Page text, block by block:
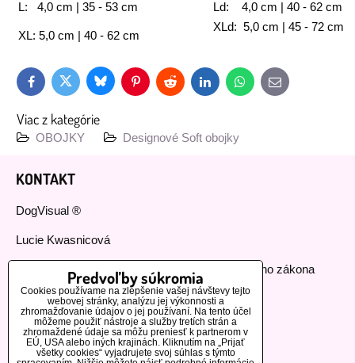
L: 4,0 cm | 35 - 53 cm
Ld: 4,0 cm | 40 - 62 cm
XL: 5,0 cm | 40 - 62 cm
XLd: 5,0 cm | 45 - 72 cm
FacebookTwitter BlueskyPinterestReddit LinkedInWhatsApp
E-
mail
Viac z kategórie
OBOJKY Designové Soft obojky
KONTAKT
DogVisual ®
Lucie Kwasnicová
Fyzická osoba podnikajúca podľa živnostenského zákona
IČ: 73112593
GSM:+420 776 440 464
Predvoľby súkromia
Cookies používame na zlepšenie vašej návštevy tejto
webovej stránky, analýzu jej výkonnosti a
zhromažďovanie údajov o jej používaní. Na tento účel
môžeme použiť nástroje a služby tretích strán a
zhromaždené údaje sa môžu preniesť k partnerom v
EÚ, USA alebo iných krajinách. Kliknutím na „Prijať
všetky cookies“ vyjadrujete svoj súhlas s týmto